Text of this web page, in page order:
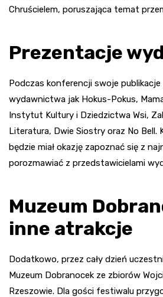
Chruścielem, poruszająca temat
Prezentacje
Podczas konferencji swoje
wydawnictwa jak Hokus-Pokus,
Instytut Kultury i Dziedzictwa Wsi,
Literatura, Dwie Siostry oraz No Bell.
będzie miał okazję zapoznać się z
porozmawiać z przedstawicielami
Muzeum
inne atrakcje
Dodatkowo, przez cały dzień
Muzeum Dobranocek ze zbiorów
Rzeszowie. Dla gości festiwalu